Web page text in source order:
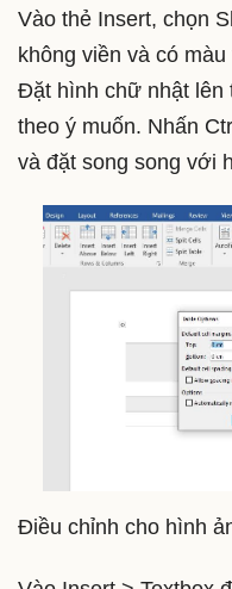
Vào thẻ Insert, chọn
không viền và có
Đặt hình chữ nhật lên
theo ý muốn. Nhấn
và đặt song song với
Điều chỉnh cho hình